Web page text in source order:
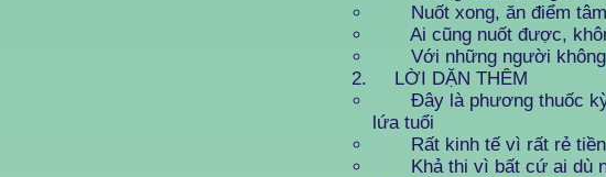
Nuốt xong, ăn điểm tâm
Ai cũng nuốt được,
Với những người không
LỜI DẶN THÊM
Đây là phương thuốc kỳ
lứa tuổi
Rất kinh tế vì rất rẻ tiền,
Khả thi vì bất cứ ai dù